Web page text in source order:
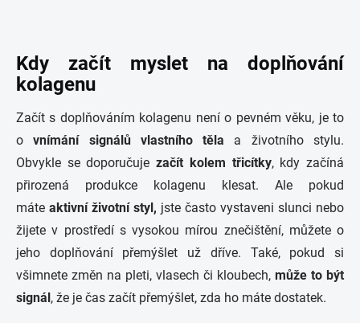
Kdy začít myslet na doplňování
kolagenu
Začít s doplňováním kolagenu není o pevném věku, je to
o
vnímání signálů vlastního těla
a životního stylu.
Obvykle se doporučuje začít kolem třicítky, kdy začíná
přirozená produkce kolagenu klesat. Ale pokud
máte aktivní životní styl, jste často vystaveni slunci nebo
žijete v prostředí s vysokou mírou znečištění, můžete o
jeho doplňování přemýšlet už dříve. Také, pokud si
všimnete změn na pleti, vlasech či kloubech, může to být
signál, že je čas začít přemýšlet, zda ho máte dostatek.